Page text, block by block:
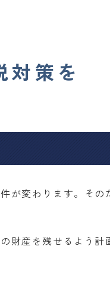
対策を
が変わります。その
財産を残せるよう計